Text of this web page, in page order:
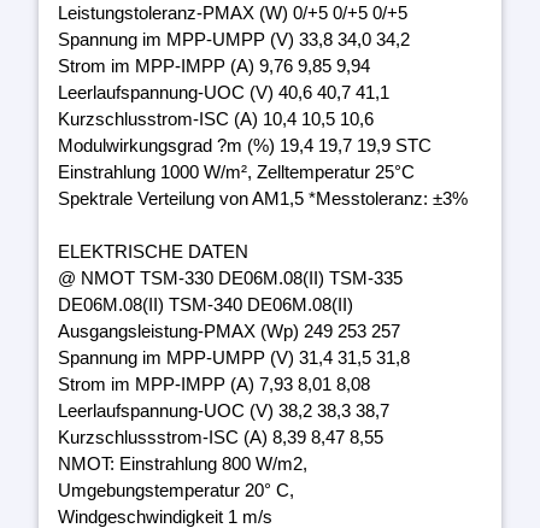
Leistungstoleranz-PMAX (W) 0/+5 0/+5 0/+5
Spannung im MPP-UMPP (V) 33,8 34,0 34,2
Strom im MPP-IMPP (A) 9,76 9,85 9,94
Leerlaufspannung-UOC (V) 40,6 40,7 41,1
Kurzschlusstrom-ISC (A) 10,4 10,5 10,6
Modulwirkungsgrad ?m (%) 19,4 19,7 19,9 STC
Einstrahlung 1000 W/m², Zelltemperatur 25°C
Spektrale Verteilung von AM1,5 *Messtoleranz: ±3%
ELEKTRISCHE DATEN
@ NMOT TSM-330 DE06M.08(II) TSM-335
DE06M.08(II) TSM-340 DE06M.08(II)
Ausgangsleistung-PMAX (Wp) 249 253 257
Spannung im MPP-UMPP (V) 31,4 31,5 31,8
Strom im MPP-IMPP (A) 7,93 8,01 8,08
Leerlaufspannung-UOC (V) 38,2 38,3 38,7
Kurzschlussstrom-ISC (A) 8,39 8,47 8,55
NMOT: Einstrahlung 800 W/m2,
Umgebungstemperatur 20° C,
Windgeschwindigkeit 1 m/s